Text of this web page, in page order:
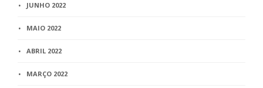
JUNHO 2022
MAIO 2022
ABRIL 2022
MARÇO 2022